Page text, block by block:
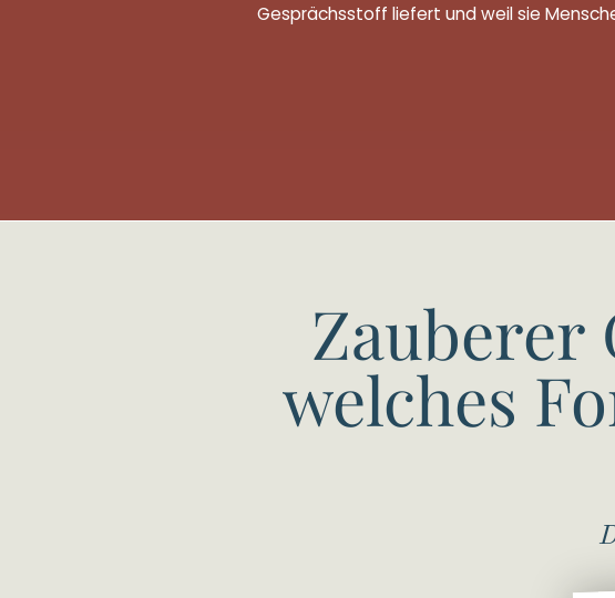
Gesprächsstoff liefert und weil sie
Zauberer
welches